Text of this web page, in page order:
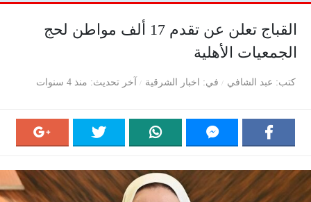
القباج تعلن عن تقدم 17 ألف مواطن لحج
الجمعيات الأهلية
كتب عبد الشافي في اخبار الشرقية آخر تحديث منذ 4 سنوات